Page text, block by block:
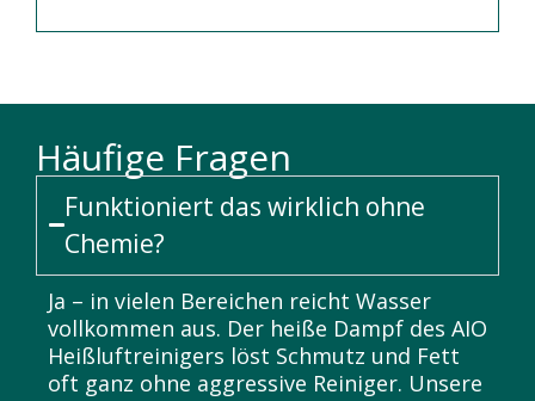
Häufige Fragen
Funktioniert das wirklich ohne
Chemie?
Ja – in vielen Bereichen reicht Wasser
vollkommen aus. Der heiße Dampf des AIO
Heißluftreinigers löst Schmutz und Fett
oft ganz ohne aggressive Reiniger. Unsere